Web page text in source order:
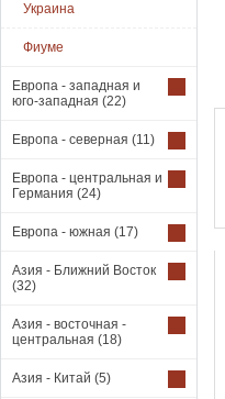
Украина
Фиуме
Европа - западная и
юго-западная (22)
Европа - северная (11)
Европа - центральная и
Германия (24)
Европа - южная (17)
Азия - Ближний Восток
(32)
Азия - восточная -
центральная (18)
Азия - Китай (5)